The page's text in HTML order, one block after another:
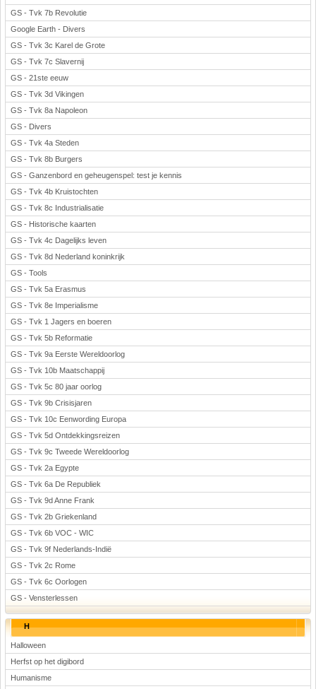
GS - Tvk 7b Revolutie
Google Earth - Divers
GS - Tvk 3c Karel de Grote
GS - Tvk 7c Slavernij
GS - 21ste eeuw
GS - Tvk 3d Vikingen
GS - Tvk 8a Napoleon
GS - Divers
GS - Tvk 4a Steden
GS - Tvk 8b Burgers
GS - Ganzenbord en geheugenspel: test je kennis
GS - Tvk 4b Kruistochten
GS - Tvk 8c Industrialisatie
GS - Historische kaarten
GS - Tvk 4c Dagelijks leven
GS - Tvk 8d Nederland koninkrijk
GS - Tools
GS - Tvk 5a Erasmus
GS - Tvk 8e Imperialisme
GS - Tvk 1 Jagers en boeren
GS - Tvk 5b Reformatie
GS - Tvk 9a Eerste Wereldoorlog
GS - Tvk 10b Maatschappij
GS - Tvk 5c 80 jaar oorlog
GS - Tvk 9b Crisisjaren
GS - Tvk 10c Eenwording Europa
GS - Tvk 5d Ontdekkingsreizen
GS - Tvk 9c Tweede Wereldoorlog
GS - Tvk 2a Egypte
GS - Tvk 6a De Republiek
GS - Tvk 9d Anne Frank
GS - Tvk 2b Griekenland
GS - Tvk 6b VOC - WIC
GS - Tvk 9f Nederlands-Indië
GS - Tvk 2c Rome
GS - Tvk 6c Oorlogen
GS - Vensterlessen
H
Halloween
Herfst op het digibord
Humanisme